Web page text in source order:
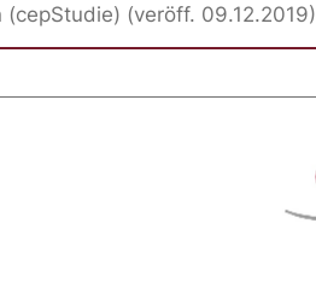
(veröff. 09.12.2019)